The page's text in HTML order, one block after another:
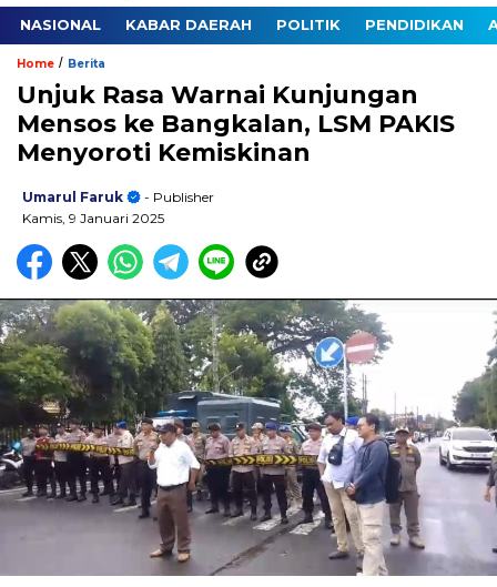
NASIONAL KABAR DAERAH POLITIK PENDIDIKAN
Home / Berita
Unjuk Rasa Warnai Kunjungan
Mensos ke Bangkalan, LSM PAKIS
Menyoroti Kemiskinan
Umarul Faruk
- Publisher
Kamis, 9 Januari 2025